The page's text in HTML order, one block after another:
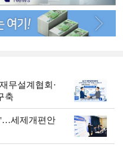
무설계협회·
축
세제개편안